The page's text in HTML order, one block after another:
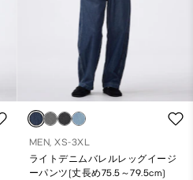
MEN, XS-3XL
ライトデニムバレルレッグイージ
ーパンツ(丈長め75.5～79.5cm)